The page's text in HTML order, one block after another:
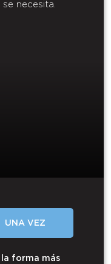
necesita.
UNA VEZ
la forma más